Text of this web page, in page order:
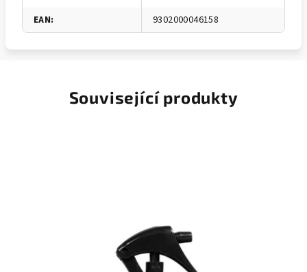
EAN: 9302000046158
Související produkty